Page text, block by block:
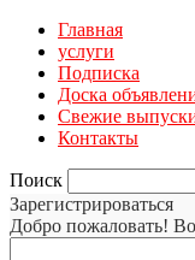
Главная
услуги
Подписка
Доска
Свежие
Контакты
Поиск
Зарегистрироваться
Добро пожаловать!